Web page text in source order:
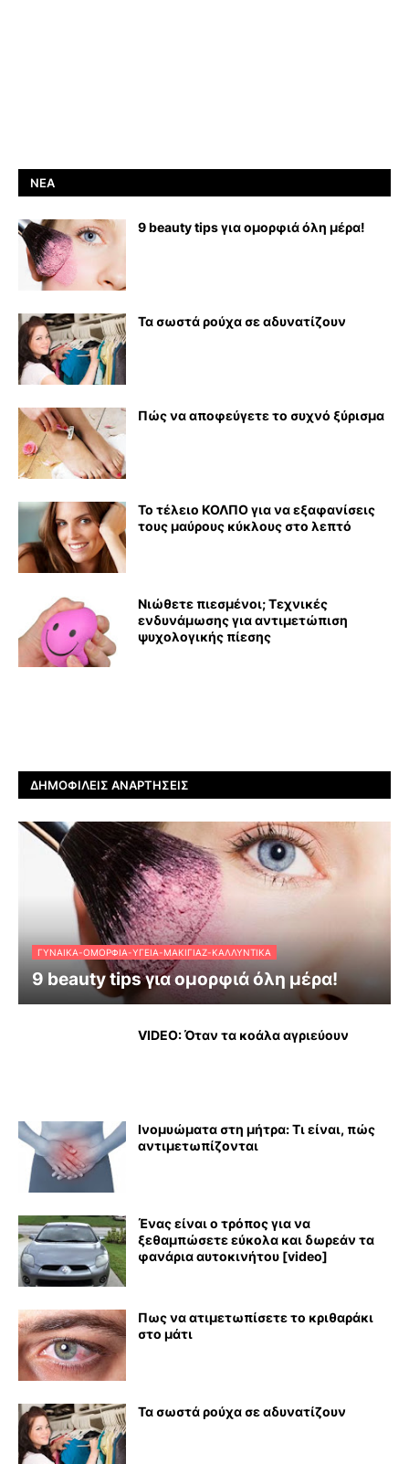
ΝΈΑ
9 beauty tips για ομορφιά όλη μέρα!
Τα σωστά ρούχα σε αδυνατίζουν
Πώς να αποφεύγετε το συχνό ξύρισμα
Το τέλειο ΚΟΛΠΟ για να εξαφανίσεις
τους μαύρους κύκλους στο λεπτό
Νιώθετε πιεσμένοι; Τεχνικές
ενδυνάμωσης για αντιμετώπιση
ψυχολογικής πίεσης
ΔΗΜΟΦΙΛΕΊΣ ΑΝΑΡΤΉΣΕΙΣ
ΓΥΝΑΊΚΑ-ΟΜΟΡΦΙΆ-ΥΓΕΊΑ-ΜΑΚΙΓΙΆΖ-ΚΑΛΛΥΝΤΙΚΆ
9 beauty tips για ομορφιά όλη μέρα!
VIDEO: Όταν τα κοάλα αγριεύουν
Ινομυώματα στη μήτρα: Τι είναι, πώς
αντιμετωπίζονται
Ένας είναι ο τρόπος για να
ξεθαμπώσετε εύκολα και δωρεάν τα
φανάρια αυτοκινήτου [video]
Πως να ατιμετωπίσετε το κριθαράκι
στο μάτι
Τα σωστά ρούχα σε αδυνατίζουν